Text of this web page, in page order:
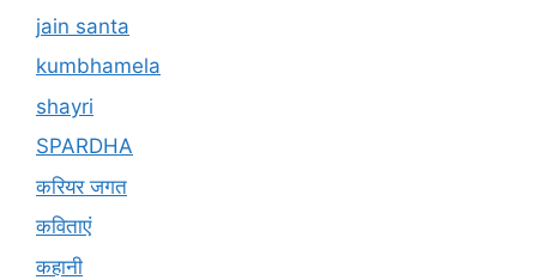
jain santa
kumbhamela
shayri
SPARDHA
करियर जगत
कविताएं
कहानी